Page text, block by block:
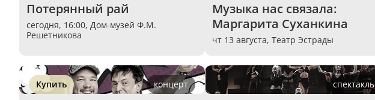
Потерянный рай
сегодня, 16:00, Дом-музей Ф.М.
Решетникова
Музыка нас связала:
Маргарита Суханкина
чт 13 августа,Театр Эстрады
Купить концерт спектакль